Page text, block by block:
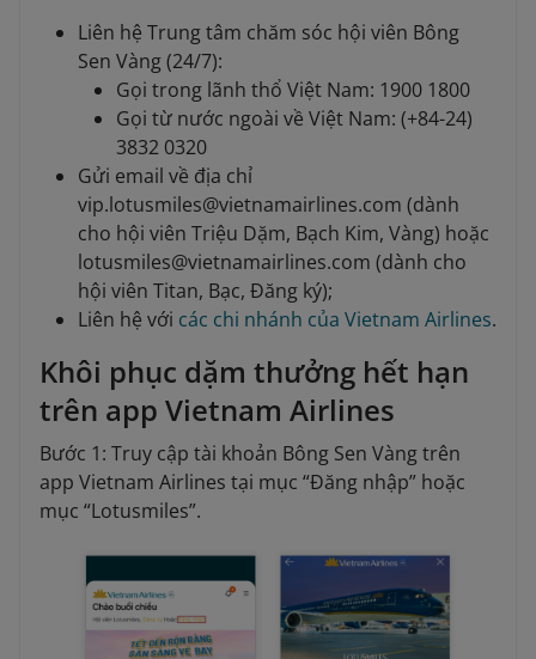
Liên hệ Trung tâm chăm sóc hội viên Bông
Sen Vàng (24/7):
Gọi trong lãnh thổ Việt Nam: 1900 1800
Gọi từ nước ngoài về Việt Nam: (+84-24)
3832 0320
Gửi email về địa chỉ
vip.lotusmiles@vietnamairlines.com (dành
cho hội viên Triệu Dặm, Bạch Kim, Vàng) hoặc
lotusmiles@vietnamairlines.com (dành cho
hội viên Titan, Bạc, Đăng ký);
Liên hệ với các chi nhánh của Vietnam Airlines.
Khôi phục dặm thưởng hết hạn
trên app Vietnam Airlines
Bước 1: Truy cập tài khoản Bông Sen Vàng trên
app Vietnam Airlines tại mục “Đăng nhập” hoặc
mục “Lotusmiles”.